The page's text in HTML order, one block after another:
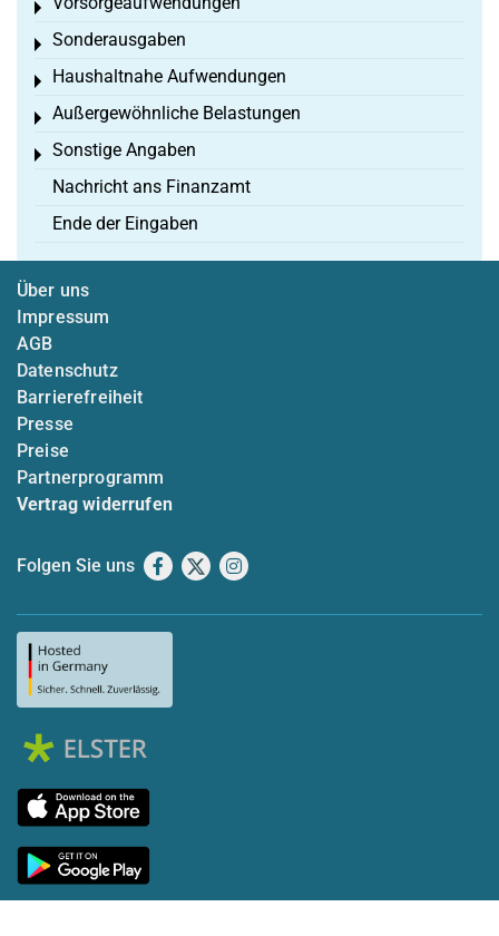
Toggle menu
Sonderausgaben
Toggle menu
Haushaltnahe Aufwendungen
Toggle menu
Außergewöhnliche Belastungen
Toggle menu
Sonstige Angaben
Toggle menu
Nachricht ans Finanzamt
Ende der Eingaben
Über uns
Impressum
AGB
Datenschutz
Barrierefreiheit
Presse
Preise
Partnerprogramm
Vertrag widerrufen
Folgen Sie uns Facebook
X Instagram